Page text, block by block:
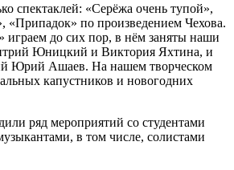
спектаклей: «Серёжа очень тупой»,
«Припадок» по произведением Чехова.
играем до сих пор, в нём заняты наши
Юницкий и Виктория Яхтина, и
Юрий Ашаев. На нашем творческом
капустников и новогодних
ряд мероприятий со студентами
в том числе, солистами